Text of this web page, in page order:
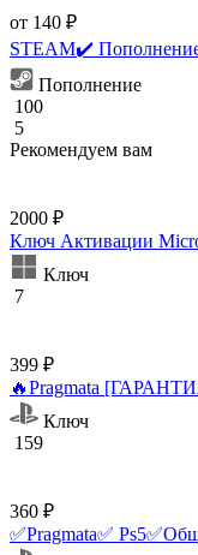
от 140 ₽
STEAM✔️
Пополнение
100
5
Рекомендуем вам
2000 ₽
Ключ Активации
Ключ
7
399 ₽
🔥Pragmata
Ключ
159
360 ₽
✅Pragmata✅